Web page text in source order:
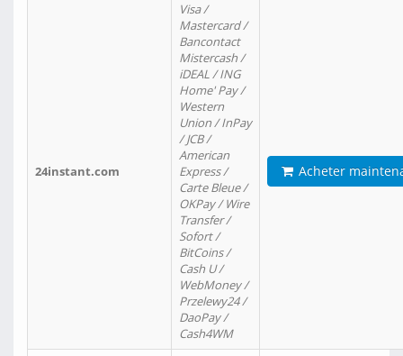
24instant.com
Visa /
Mastercard /
Bancontact
Mistercash /
iDEAL / ING
Home' Pay /
Western
Union / InPay
/ JCB /
American
Express /
Carte Bleue /
OKPay / Wire
Transfer /
Sofort /
BitCoins /
Cash U /
WebMoney /
Przelewy24 /
DaoPay /
Cash4WM
Acheter